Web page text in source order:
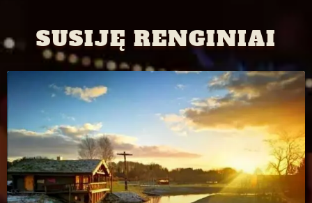
SUSIJĘ RENGINIAI